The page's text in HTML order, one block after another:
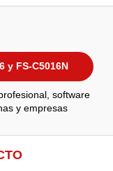
y FS-C5016N
software
y empresas